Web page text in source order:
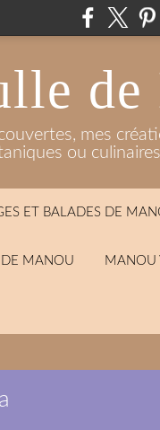
de
mes
ou
ET BALADES DE
DE MANOU MANOU